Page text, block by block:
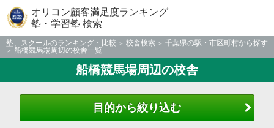
オリコン顧客満足度ランキング
塾・学習塾 検索
塾、スクールのランキング・比較 校舎検索
千葉県の駅・市区町村から探す
船橋競馬場周辺の校舎一覧
船橋競馬場周辺の校舎
目的から絞り込む